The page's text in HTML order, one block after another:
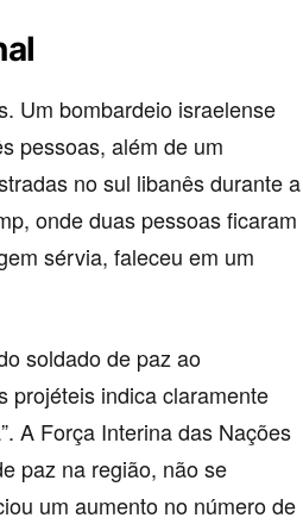
Um bombardeio israelense
pessoas, além de um
no sul libanês durante a
onde duas pessoas ficaram
sérvia, faleceu em um
soldado de paz ao
projéteis indica claramente
A Força Interina das Nações
paz na região, não se
um aumento no número de